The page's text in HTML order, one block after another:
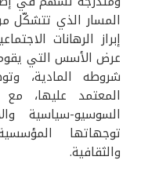
المسار الذي تتشكّل من
إبراز الرهانات
عرض الأسس التي
شروطه المادية،
المعتمد عليها، مع
السوسيو-سياسية
توجهاتها
والثقافية.